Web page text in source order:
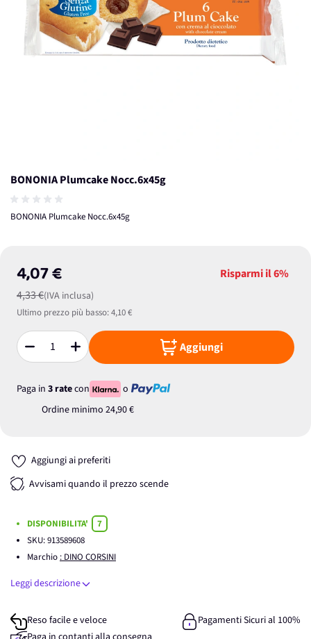
BONONIA Plumcake Nocc.6x45g
BONONIA Plumcake Nocc.6x45g
4,07 €
4,33 €(IVA inclusa)
Risparmi il6%
Ultimo prezzo più basso:4,10 €
Quantità Aggiungi
Paga in 3 ratecon
o
Ordine minimo 24,90 €
Aggiungi ai preferiti
Avvisami quando il prezzo scende
DISPONIBILITA'
7
SKU:913589608
Marchio : DINO CORSINI
Leggi descrizione
Reso facile e veloce
Pagamenti Sicuri al 100%